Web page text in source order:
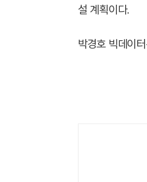
설 계획이다.
박경호 빅데이